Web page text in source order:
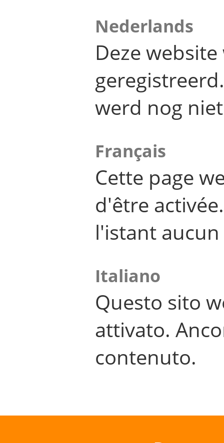
Nederlands
Deze
werd nog
Français
Cette page
d'être
l'istant
Italiano
Questo sito
attivato.
contenuto.